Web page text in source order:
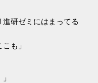
研ゼミにはまってる
も」